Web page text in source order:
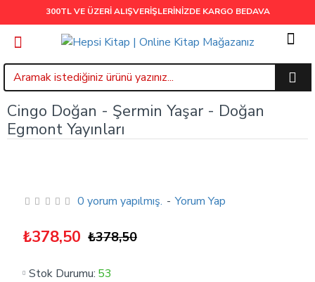
300TL VE ÜZERİ ALIŞVERİŞLERİNİZDE KARGO BEDAVA
Cingo Doğan - Şermin Yaşar - Doğan
Egmont Yayınları
Stok Durumu: 53
0 yorum yapılmış. - Yorum Yap
₺378,50 ₺378,50